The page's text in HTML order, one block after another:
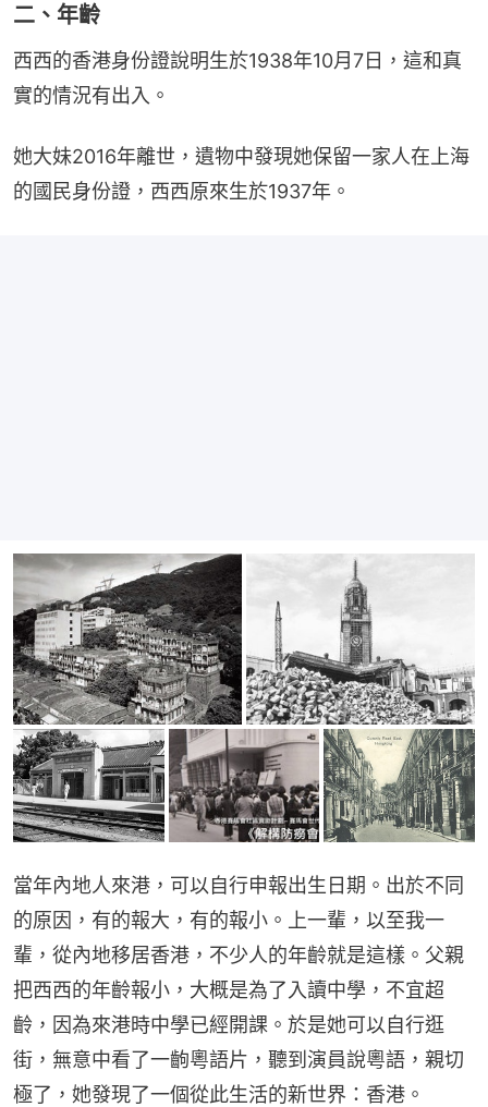
二、年齡
西西的香港身份證說明生於1938年10月7日，這和真
實的情況有出入。
她大妹2016年離世，遺物中發現她保留一家人在上海
的國民身份證，西西原來生於1937年。
當年內地人來港，可以自行申報出生日期。出於不同
的原因，有的報大，有的報小。上一輩，以至我一
輩，從內地移居香港，不少人的年齡就是這樣。父親
把西西的年齡報小，大概是為了入讀中學，不宜超
齡，因為來港時中學已經開課。於是她可以自行逛
街，無意中看了一齣粵語片，聽到演員說粵語，親切
極了，她發現了一個從此生活的新世界：香港。